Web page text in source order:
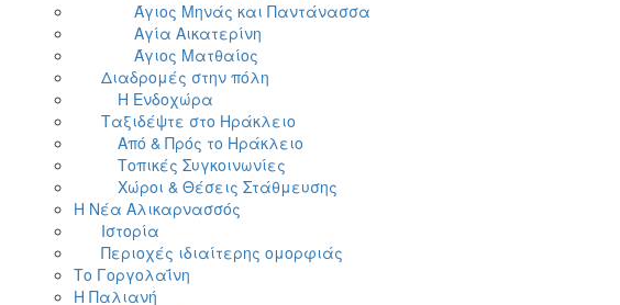
Άγιος Μηνάς και Παντάνασσα
Αγία Αικατερίνη
Άγιος Ματθαίος
Διαδρομές στην πόλη
Η Ενδοχώρα
Ταξιδέψτε στο Ηράκλειο
Από & Πρός το Ηράκλειο
Τοπικές Συγκοινωνίες
Χώροι & Θέσεις Στάθμευσης
Η Νέα Αλικαρνασσός
Ιστορία
Περιοχές ιδιαίτερης ομορφιάς
Το Γοργολαΐνη
Η Παλιανή